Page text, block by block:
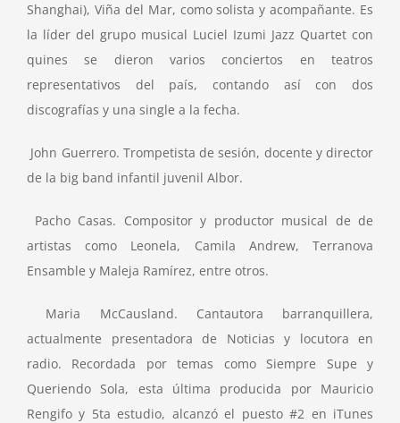
Shanghai), Viña del Mar, como solista y acompañante.​ Es
la líder del grupo musical Luciel Izumi Jazz Quartet con
quines se dieron varios conciertos en teatros
representativos del país, contando así con dos
discografías y una single a la fecha.
John Guerrero. Trompetista de sesión, docente y director
de la big band infantil juvenil Albor.
Pacho Casas. Compositor y productor musical de de
artistas como Leonela, Camila Andrew, Terranova
Ensamble y Maleja Ramírez, entre otros.
Maria McCausland. Cantautora barranquillera,
actualmente presentadora de Noticias y locutora en
radio. Recordada por temas como Siempre Supe y
Queriendo Sola, esta última producida por Mauricio
Rengifo y 5ta estudio, alcanzó el puesto #2 en iTunes